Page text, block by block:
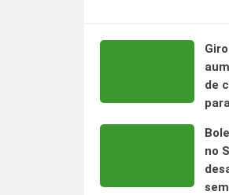
de
no